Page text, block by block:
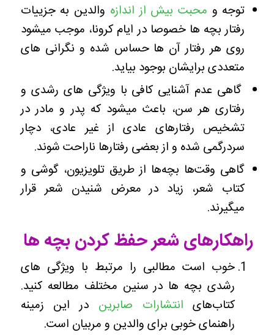
توجه و محبت بیش از اندازه والدین به جزییات
رفتار بچه ها خصوصا در ایام کرونا، موجب میشود
روی هر رفتار آن ها حساس شده و نگرانی های
متعددی برایشان بوجود بیاید.
گاهی عدم آشنایی کافی با ویژگی های رشدی و
رفتاری هر سن، باعث میشود که پدر و مادر در
تشخیص رفتار‌های عادی از غیر عادی، دچار
سردرگمی شده و از بعضی رفتارها ناراحت شوند.
گاهی وقت‌ها بچه‌ها از طریق تلویزیون، گوشی و
کتاب شعر، زیاد در معرض شنیدن شعر قرار
میگیرند.
راهکارهای شعر حفظ کردن بچه ها
خوب است مطالبی را مرتبط با ویژگی های
رشدی بچه ها در سنین مختلف مطالعه کنید.
کتاب‌های انتشارات صابرین در این زمینه
راهنمای خوبی برای والدین و مربیان است.